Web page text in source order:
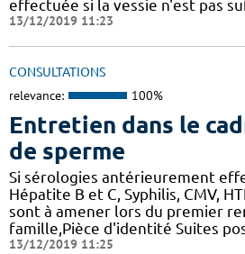
effectuée si la vessie n'est pas
13/12/2019 11:23
CONSULTATIONS
relevance: 100%
Entretien dans le
de sperme
Si sérologies antérieurement
Hépatite B et C, Syphilis, CMV,
sont à amener lors du premier
famille,Pièce d'identité Suites
13/12/2019 11:25